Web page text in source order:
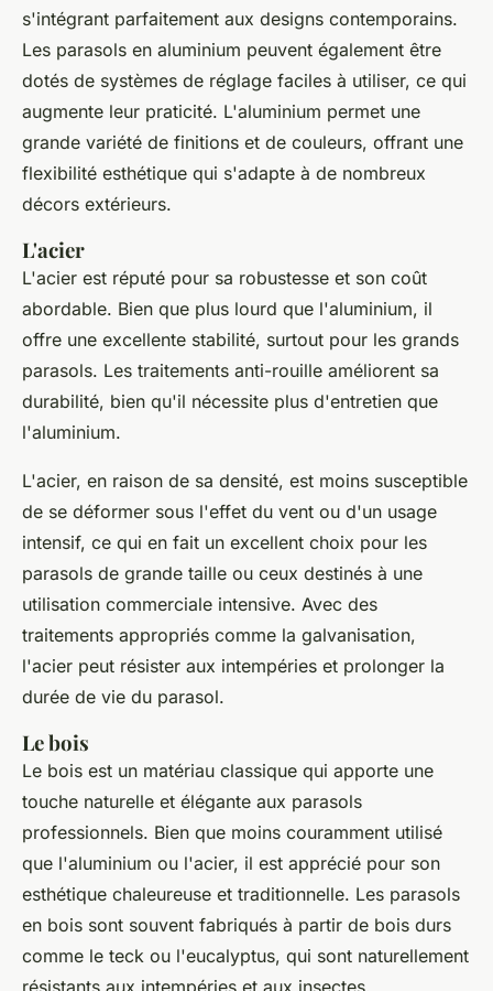
s'intégrant parfaitement aux designs contemporains.
Les parasols en aluminium peuvent également être
dotés de systèmes de réglage faciles à utiliser, ce qui
augmente leur praticité. L'aluminium permet une
grande variété de finitions et de couleurs, offrant une
flexibilité esthétique qui s'adapte à de nombreux
décors extérieurs.
L'acier
L'acier est réputé pour sa robustesse et son coût
abordable. Bien que plus lourd que l'aluminium, il
offre une excellente stabilité, surtout pour les grands
parasols. Les traitements anti-rouille améliorent sa
durabilité, bien qu'il nécessite plus d'entretien que
l'aluminium.
L'acier, en raison de sa densité, est moins susceptible
de se déformer sous l'effet du vent ou d'un usage
intensif, ce qui en fait un excellent choix pour les
parasols de grande taille ou ceux destinés à une
utilisation commerciale intensive. Avec des
traitements appropriés comme la galvanisation,
l'acier peut résister aux intempéries et prolonger la
durée de vie du parasol.
Le bois
Le bois est un matériau classique qui apporte une
touche naturelle et élégante aux parasols
professionnels. Bien que moins couramment utilisé
que l'aluminium ou l'acier, il est apprécié pour son
esthétique chaleureuse et traditionnelle. Les parasols
en bois sont souvent fabriqués à partir de bois durs
comme le teck ou l'eucalyptus, qui sont naturellement
résistants aux intempéries et aux insectes.